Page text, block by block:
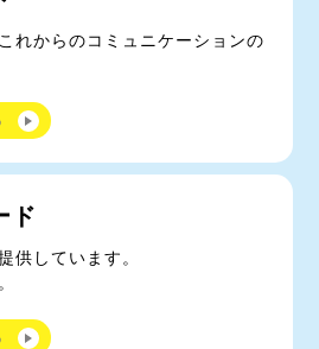
れからのコミュニケーションの
ド
供しています。